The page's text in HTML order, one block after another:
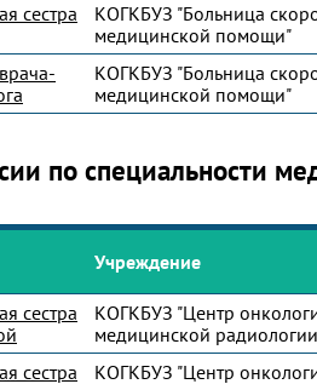
сестра
КОГКБУЗ "Больница
медицинской помощи"
КОГКБУЗ "Больница
медицинской помощи"
по специальности
Учреждение
сестра
КОГКБУЗ "Центр
медицинской
сестра
КОГКБУЗ "Центр